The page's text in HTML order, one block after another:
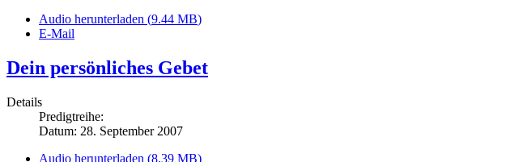
Audio herunterladen (9.44 MB)
E-Mail
Dein persönliches Gebet
Details
Predigtreihe:
Datum: 28. September 2007
Audio herunterladen (8.39 MB)